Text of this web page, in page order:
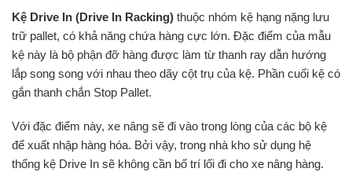
Kệ Drive In (Drive In Racking) thuộc nhóm kệ hạng nặng lưu
trữ pallet, có khả năng chứa hàng cực lớn. Đặc điểm của mẫu
kệ này là bộ phận đỡ hàng được làm từ thanh ray dẫn hướng
lắp song song với nhau theo dãy cột trụ của kệ. Phần cuối kệ có
gắn thanh chắn Stop Pallet.
Với đặc điểm này, xe nâng sẽ đi vào trong lòng của các bộ kệ
để xuất nhập hàng hóa. Bởi vậy, trong nhà kho sử dụng hệ
thống kệ Drive In sẽ không cần bố trí lối đi cho xe nâng hàng.